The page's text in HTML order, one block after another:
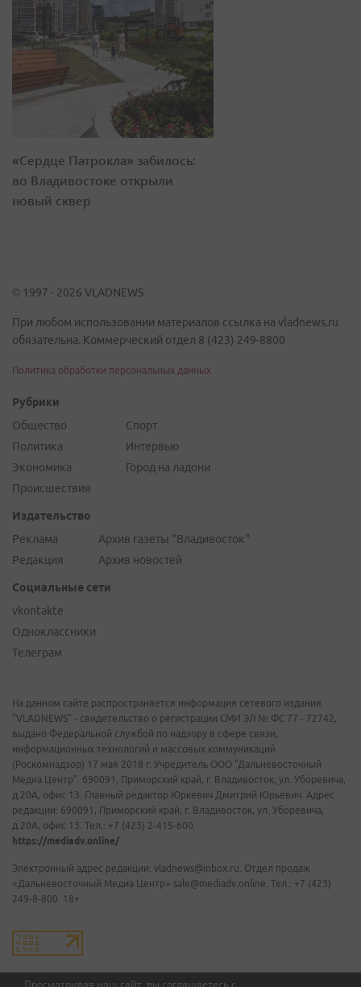
Просматривая наш сайт, вы соглашаетесь с
«Сердце Патрокла» забилось:
во Владивостоке открыли
новый сквер
© 1997 - 2026 VLADNEWS
При любом использовании материалов ссылка на vladnews.ru
обязательна. Коммерческий отдел 8 (423) 249-8800
Политика обработки персональных данных
Рубрики
Общество
Политика
Экономика
Происшествия
Спорт
Интервью
Город на ладони
Издательство
Реклама
Редакция
Архив газеты "Владивосток"
Архив новостей
Социальные сети
vkontakte
Одноклассники
Телеграм
На данном сайте распространяется информация сетевого издания
"VLADNEWS" - свидетельство о регистрации СМИ ЭЛ № ФС 77 - 72742,
выдано Федеральной службой по надзору в сфере связи,
информационных технологий и массовых коммуникаций
(Роскомнадзор) 17 мая 2018 г. Учредитель ООО "Дальневосточный
Медиа Центр". 690091, Приморский край, г. Владивосток, ул. Уборевича,
д.20А, офис 13. Главный редактор Юркевич Дмитрий Юрьевич. Адрес
редакции: 690091, Приморский край, г. Владивосток, ул. Уборевича,
д.20А, офис 13. Тел.: +7 (423) 2-415-600.
https://mediadv.online/
Электронный адрес редакции: vladnews@inbox.ru. Отдел продаж
«Дальневосточный Медиа Центр» sale@mediadv.online. Тел.: +7 (423)
249-8-800. 18+